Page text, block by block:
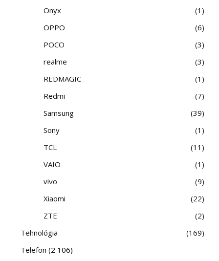
Onyx
1
OPPO
6
POCO
3
realme
3
REDMAGIC
1
Redmi
7
Samsung
39
Sony
1
TCL
11
VAIO
1
vivo
9
Xiaomi
22
ZTE
2
Tehnológia
169
Telefon (2 106)